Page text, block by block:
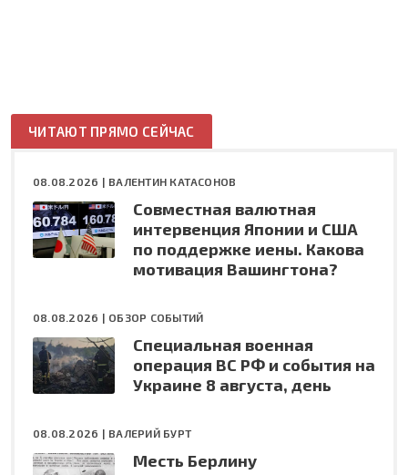
ЧИТАЮТ ПРЯМО СЕЙЧАС
08.08.2026 | ВАЛЕНТИН КАТАСОНОВ
Совместная валютная
интервенция Японии и США
по поддержке иены. Какова
мотивация Вашингтона?
08.08.2026 | ОБЗОР СОБЫТИЙ
Специальная военная
операция ВС РФ и события на
Украине 8 августа, день
08.08.2026 | ВАЛЕРИЙ БУРТ
Месть Берлину